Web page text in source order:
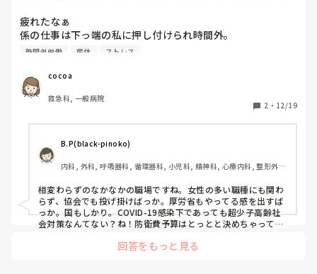
疲れたなぁ
係の仕事は下っ端の私に押し付けられ時間外。
手分けなんて言葉はないんだな。
仕事がストレス。
時間外労働 産休 ストレス
cocoa
救急科, 一般病院
2 ・ 12/19
B.P(black-pinoko)
内科, 外科, 呼吸器科, 循環器科, 小児科, 精神科, 心療内科, 整形外
科, 急性期, ICU, CCU, その他の科, 神経内科, 脳神経外科, NICU,
GCU, SCU, 看護多機能, 助産師
相変わらずのなかなかの職場ですね。女性の多い職種にも関わ
らず、協会でも投げ掛けばっか。厚労省もやってる感を出すば
っか。国もしかり。COVID-19感染下であっても超少子高齢社
会対策なんてない？ね！防衛費予算はとっとと決めちゃってサ
わらず。酷い国だわ。 回答をもっと見る